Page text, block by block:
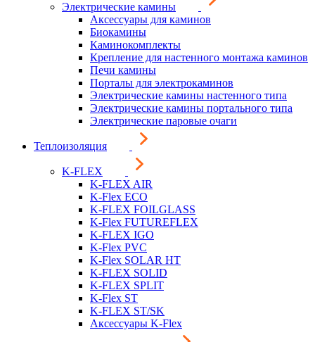
Электрические камины
Аксессуары для каминов
Биокамины
Каминокомплекты
Крепление для настенного монтажа каминов
Печи камины
Порталы для электрокаминов
Электрические камины настенного типа
Электрические камины портального типа
Электрические паровые очаги
Теплоизоляция
K-FLEX
K-FLEX AIR
K-Flex ECO
K-FLEX FOILGLASS
K-Flex FUTUREFLEX
K-FLEX IGO
K-Flex PVC
K-Flex SOLAR HT
K-FLEX SOLID
K-FLEX SPLIT
K-Flex ST
K-FLEX ST/SK
Аксессуары K-Flex